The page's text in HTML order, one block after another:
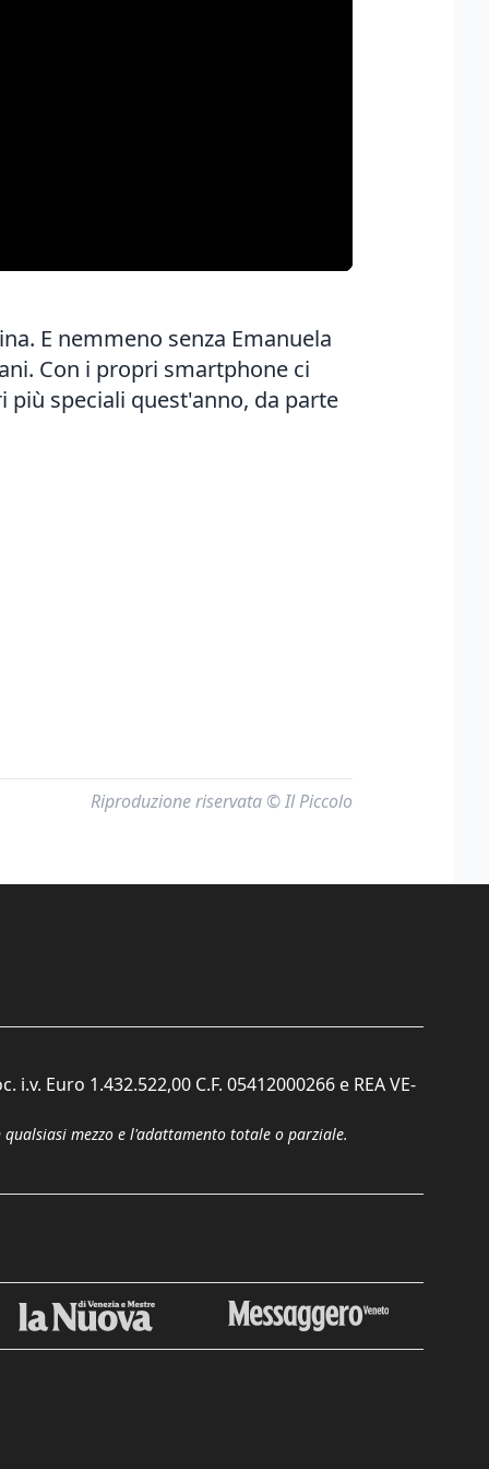
E nemmeno senza Emanuela
Con i propri smartphone ci
più speciali quest'anno, da parte
Riproduzione riservata © Il Piccolo
Euro 1.432.522,00 C.F. 05412000266 e REA VE-
mezzo e l'adattamento totale o parziale.